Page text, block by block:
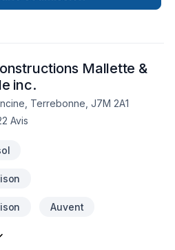
et harmonieux.En saison
mettons le même souci du détail
étape des travaux.Notre mission
main, professionnel et
réalisation.
Mallette &
inc.
Terrebonne, J7M 2A1
Avis
Auvent